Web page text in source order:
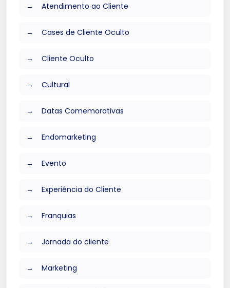
Atendimento ao Cliente
Cases de Cliente Oculto
Cliente Oculto
Cultural
Datas Comemorativas
Endomarketing
Evento
Experiência do Cliente
Franquias
Jornada do cliente
Marketing